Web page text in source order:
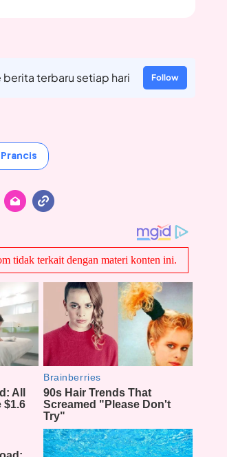
terbaru setiap hari Follow
Prancis